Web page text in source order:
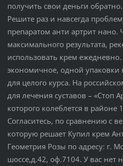
получить свои деньги
Решите раз и навсегда
препаратом анти артрит нано.
максимального результата,
использовать крем
экономичное, одной упаковки
для целого курса. На
для лечения суставов – «Стоп
которого колеблется в районе
Согласитесь, по сравнению с
которую решает Купил крем
Геометрия Розы по адресу: г.
шоссе,д.42, оф.7104. У вас нет